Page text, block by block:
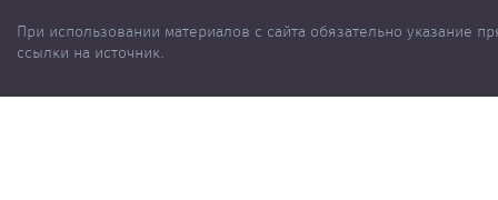
При использовании материалов с сайта обязательно указание
ссылки на источник.